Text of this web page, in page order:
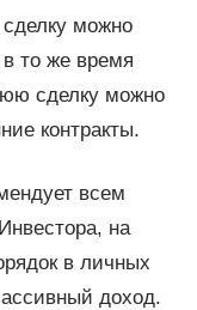
можно
то же время
сделку можно
контракты.
всем
на
в личных
доход.